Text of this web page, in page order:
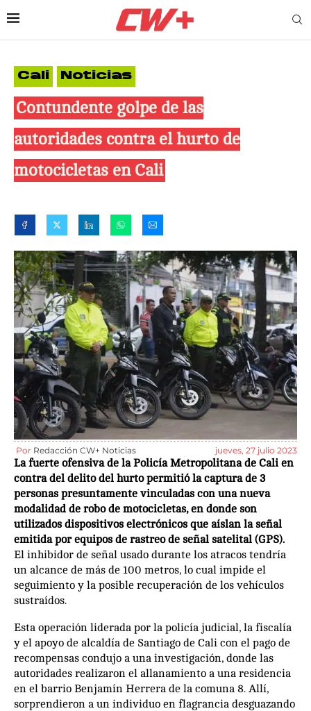
Cali Noticias
Contundente golpe de las
autoridades contra el hurto de
motocicletas en Cali
Por Redacción CW+ Noticias jueves, 27 julio 2023
La fuerte ofensiva de la Policía Metropolitana de Cali en
contra del delito del hurto permitió la captura de 3
personas presuntamente vinculadas con una nueva
modalidad de robo de motocicletas, en donde son
utilizados dispositivos electrónicos que aíslan la señal
emitida por equipos de rastreo de señal satelital (GPS).
El inhibidor de señal usado durante los atracos tendría
un alcance de más de 100 metros, lo cual impide el
seguimiento y la posible recuperación de los vehículos
sustraídos.
Esta operación liderada por la policía judicial, la fiscalía
y el apoyo de alcaldía de Santiago de Cali con el pago de
recompensas condujo a una investigación, donde las
autoridades realizaron el allanamiento a una residencia
en el barrio Benjamín Herrera de la comuna 8. Allí,
sorprendieron a un individuo en flagrancia desguazando